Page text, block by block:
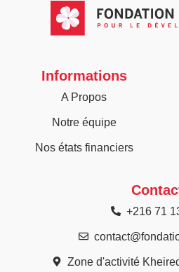
Informations
A Propos
Notre équipe
Nos états financiers
+216 71
Zone d'activité